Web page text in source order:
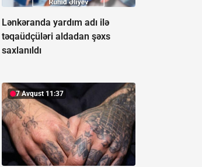
Lənkəranda yardım adı ilə
təqaüdçüləri aldadan şəxs
saxlanıldı
7 Avqust 11:37